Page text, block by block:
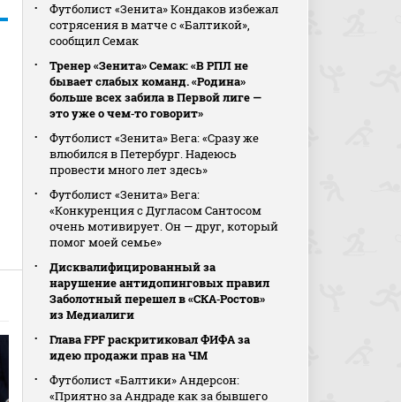
Футболист «Зенита» Кондаков избежал
сотрясения в матче с «Балтикой»,
сообщил Семак
Тренер «Зенита» Семак: «В РПЛ не
бывает слабых команд. «Родина»
больше всех забила в Первой лиге —
это уже о чем‑то говорит»
Футболист «Зенита» Вега: «Сразу же
влюбился в Петербург. Надеюсь
провести много лет здесь»
Футболист «Зенита» Вега:
«Конкуренция с Дугласом Сантосом
очень мотивирует. Он — друг, который
помог моей семье»
Дисквалифицированный за
нарушение антидопинговых правил
Заболотный перешел в «СКА‑Ростов»
из Медиалиги
Глава FPF раскритиковал ФИФА за
идею продажи прав на ЧМ
Футболист «Балтики» Андерсон:
«Приятно за Андраде как за бывшего